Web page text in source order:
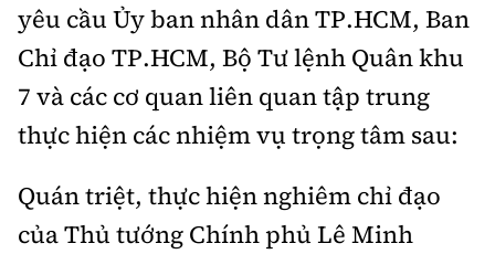
yêu cầu Ủy ban nhân dân TP.HCM, Ban
Chỉ đạo TP.HCM, Bộ Tư lệnh Quân khu
7 và các cơ quan liên quan tập trung
thực hiện các nhiệm vụ trọng tâm sau:
Quán triệt, thực hiện nghiêm chỉ đạo
của Thủ tướng Chính phủ Lê Minh